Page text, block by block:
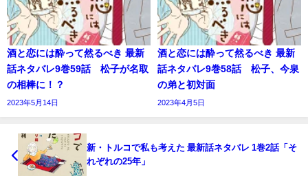
酒と恋には酔って然るべき 最新
話ネタバレ9巻59話 松子が名取
の相棒に！？
2023年5月14日
酒と恋には酔って然るべき 最新
話ネタバレ9巻58話 松子、今泉
の弟と初対面
2023年4月5日
新・トルコで私も考えた 最新話ネタバレ 1巻2話「そ
れぞれの25年」